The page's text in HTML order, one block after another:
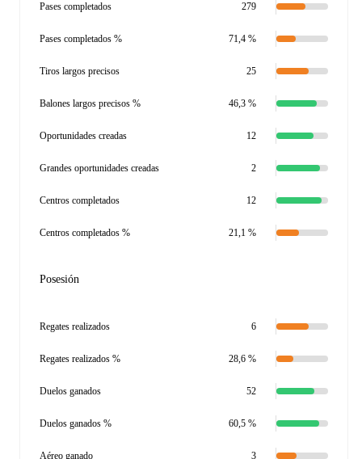
Pases completados 279
Pases completados % 71,4 %
Tiros largos precisos 25
Balones largos precisos % 46,3 %
Oportunidades creadas 12
Grandes oportunidades creadas 2
Centros completados 12
Centros completados % 21,1 %
Posesión
Regates realizados 6
Regates realizados % 28,6 %
Duelos ganados 52
Duelos ganados % 60,5 %
Aéreo ganado 3